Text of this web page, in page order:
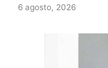
6 agosto, 2026